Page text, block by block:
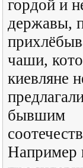
гордой и
державы,
чаши,
киевляне
бывшим
Например